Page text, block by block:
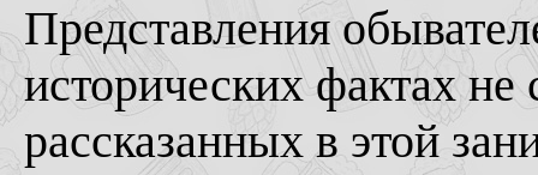
Представления
исторических фактах не
рассказанных в этой